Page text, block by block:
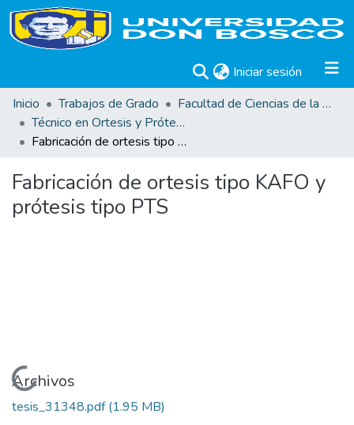
Iniciar sesión (current)
Inicio
Trabajos de Grado
Facultad de Ciencias de la Rehabilitación
Técnico en Ortesis y Prótesis
Fabricación de ortesis tipo KAFO y prótesis tipo PTS
Fabricación de ortesis tipo KAFO y
prótesis tipo PTS
Cargando...
Archivos
tesis_31348.pdf(1.95 MB)